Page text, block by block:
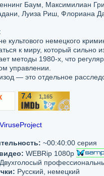
Баум, Максимилиан
Луиза Риш, Флориана
культового немецкого
к миру, который сильно
методы 1980‑х, что
управлении.
— это отдельное
7.4/10 1,165
ViruseProject
~00:40:00 серия
WEBRip 1080p
Двухголосый
Русский, немецкий